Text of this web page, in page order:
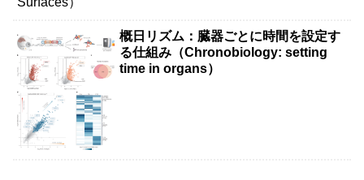
概日リズム：臓器ごとに時間を設定す
る仕組み（Chronobiology: setting
time in organs）